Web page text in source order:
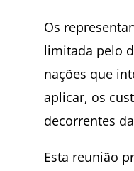
Os
limitada pelo
nações que
aplicar, os
decorrentes
Esta reunião